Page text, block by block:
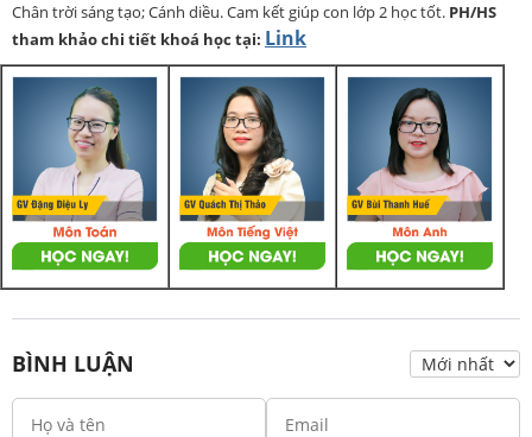
Chân trời sáng tạo; Cánh diều. Cam kết giúp con lớp 2 học tốt. PH/HS
tham khảo chi tiết khoá học tại: Link
BÌNH LUẬN